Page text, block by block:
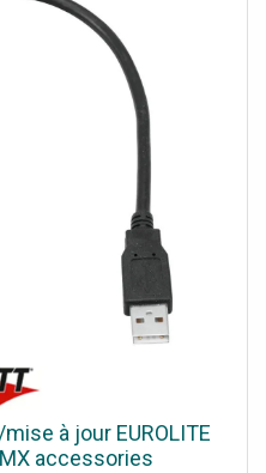
à jour EUROLITE
accessories